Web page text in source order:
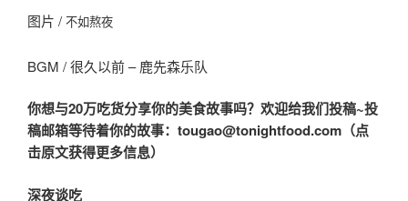
图片 / 不如熬夜
BGM / 很久以前 – 鹿先森乐队
你想与20万吃货分享你的美食故事吗？欢迎给我们投稿~投
稿邮箱等待着你的故事：tougao@tonightfood.com（点
击原文获得更多信息）
深夜谈吃